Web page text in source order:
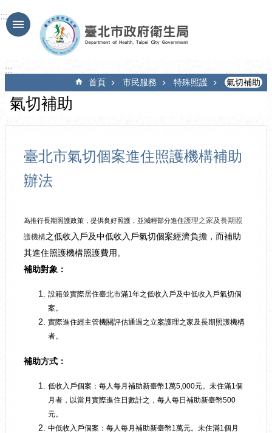
跳到主要內容區塊
:::
:::
首頁 市民服務 特殊照護 氣切補助
氣切補助
臺北市氣切個案進住照護機構補助
辦法
為推行長期照護政策，提供良好照護，並減輕部分進住護理之家及長期照
護機構之低收入戶及中低收入戶氣切個案經濟負擔，而補助
其進住照護機構照護費用。
補助對象：
設籍並實際居住臺北市滿1年之低收入戶及中低收入戶氣切個
案。
實際進住經主管機關評估通過之立案護理之家及長期照護機構
者。
補助方式：
低收入戶個案：每人每月補助新臺幣1萬5,000元。未住滿1個
月者，以當月實際進住日數計之，每人每日補助新臺幣500
元。
中低收入戶個案：每人每月補助新臺幣1萬元。未住滿1個月